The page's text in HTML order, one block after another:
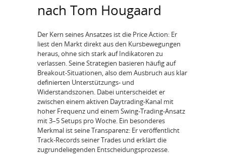
nach Tom Hougaard
Der Kern seines Ansatzes ist die Price Action: Er
liest den Markt direkt aus den Kursbewegungen
heraus, ohne sich stark auf Indikatoren zu
verlassen. Seine Strategien basieren häufig auf
Breakout-Situationen, also dem Ausbruch aus klar
definierten Unterstützungs- und
Widerstandszonen. Dabei unterscheidet er
zwischen einem aktiven Daytrading-Kanal mit
hoher Frequenz und einem Swing-Trading-Ansatz
mit 3–5 Setups pro Woche. Ein besonderes
Merkmal ist seine Transparenz: Er veröffentlicht
Track-Records seiner Trades und erklärt die
zugrundeliegenden Entscheidungsprozesse.